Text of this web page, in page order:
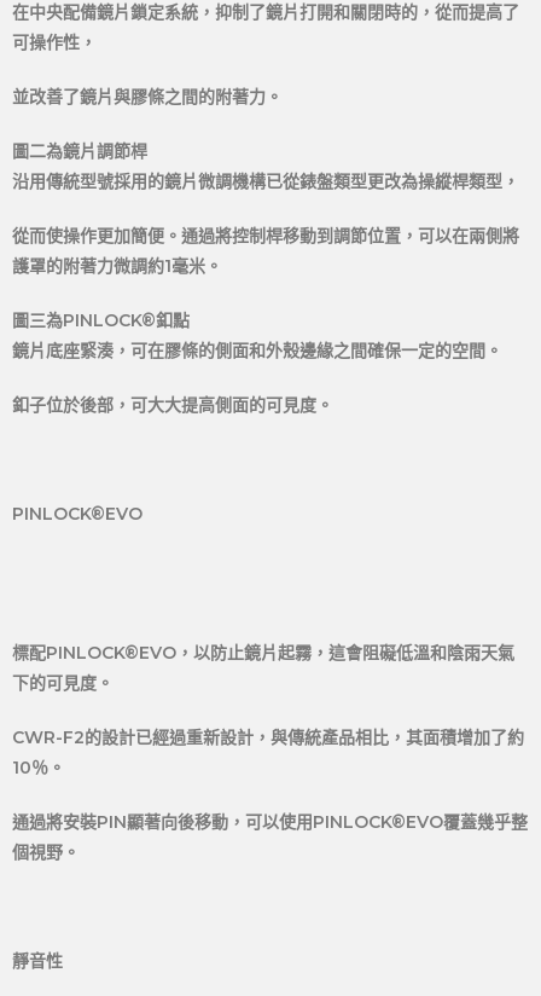
在中央配備鏡片鎖定系統，抑制了鏡片打開和關閉時的，從而提高了
可操作性，
並改善了鏡片與膠條之間的附著力。
圖二為鏡片調節桿
沿用傳統型號採用的鏡片微調機構已從錶盤類型更改為操縱桿類型，
從而使操作更加簡便。通過將控制桿移動到調節位置，可以在兩側將
護罩的附著力微調約1毫米。
圖三為PINLOCK®釦點
鏡片底座緊湊，可在膠條的側面和外殼邊緣之間確保一定的空間。
釦子位於後部，可大大提高側面的可見度。
PINLOCK®EVO
標配PINLOCK®EVO，以防止鏡片起霧，這會阻礙低溫和陰雨天氣
下的可見度。
CWR-F2的設計已經過重新設計，與傳統產品相比，其面積增加了約
10％。
通過將安裝PIN顯著向後移動，可以使用PINLOCK®EVO覆蓋幾乎整
個視野。
靜音性